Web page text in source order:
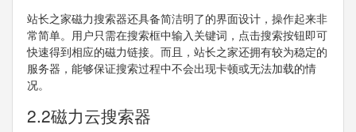
站长之家磁力搜索器还具备简洁明了的界面设计，操作起来非
常简单。用户只需在搜索框中输入关键词，点击搜索按钮即可
快速得到相应的磁力链接。而且，站长之家还拥有较为稳定的
服务器，能够保证搜索过程中不会出现卡顿或无法加载的情
况。
2.2磁力云搜索器